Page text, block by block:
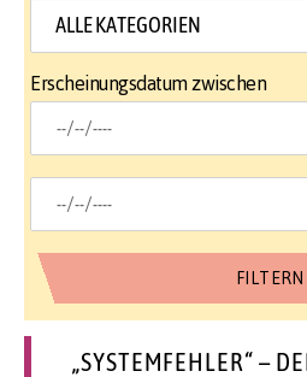
Erscheinungsdatum zwischen
„SYSTEMFEHLER“ –